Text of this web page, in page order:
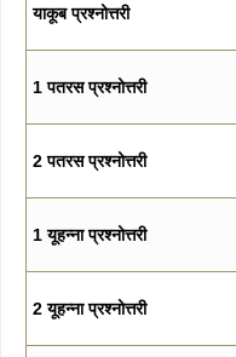
याकूब प्रश्नोत्तरी
1 पतरस प्रश्नोत्तरी
2 पतरस प्रश्नोत्तरी
1 यूहन्ना प्रश्नोत्तरी
2 यूहन्ना प्रश्नोत्तरी